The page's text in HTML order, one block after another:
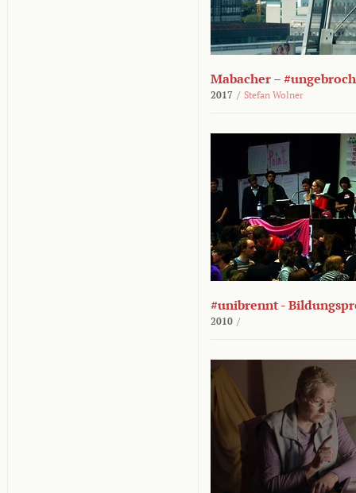
Mabacher –
2017 / Stefan Wolner
#unibrennt -
2010 /